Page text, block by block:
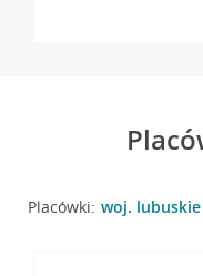
Placówki: woj. lubuskie